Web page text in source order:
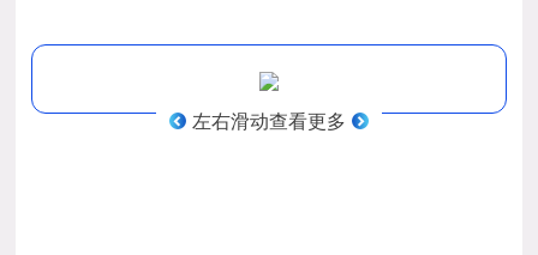
左右滑动查看更多